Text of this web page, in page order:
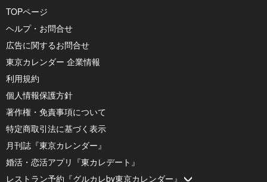
TOPページ
ヘルプ・お問合せ
広告に関するお問合せ
東京カレンダー 企業情報
利用規約
個人情報保護方針
著作権・免責事項について
特定商取引法に基づく表示
月刊誌『東京カレンダー』
婚活・恋活アプリ『東カレデート』
レストラン予約『グルカレby東京カレンダー』